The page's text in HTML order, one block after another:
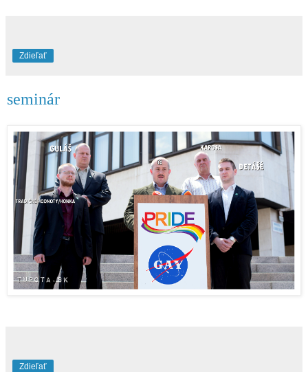
Zdieľať
seminár
Zdieľať